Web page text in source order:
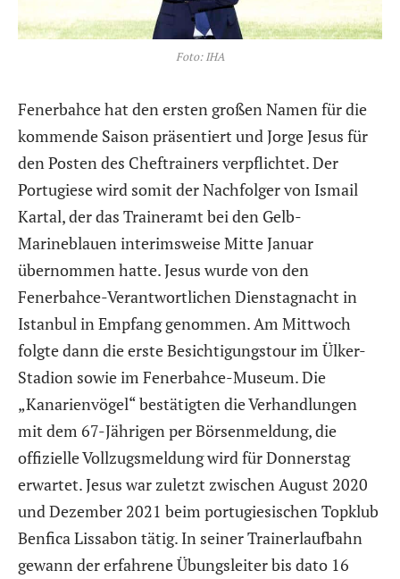
Foto: IHA
Fenerbahce hat den ersten großen Namen für die
kommende Saison präsentiert und Jorge Jesus für
den Posten des Cheftrainers verpflichtet. Der
Portugiese wird somit der Nachfolger von Ismail
Kartal, der das Traineramt bei den Gelb-
Marineblauen interimsweise Mitte Januar
übernommen hatte. Jesus wurde von den
Fenerbahce-Verantwortlichen Dienstagnacht in
Istanbul in Empfang genommen. Am Mittwoch
folgte dann die erste Besichtigungstour im Ülker-
Stadion sowie im Fenerbahce-Museum. Die
„Kanarienvögel“ bestätigten die Verhandlungen
mit dem 67-Jährigen per Börsenmeldung, die
offizielle Vollzugsmeldung wird für Donnerstag
erwartet. Jesus war zuletzt zwischen August 2020
und Dezember 2021 beim portugiesischen Topklub
Benfica Lissabon tätig. In seiner Trainerlaufbahn
gewann der erfahrene Übungsleiter bis dato 16